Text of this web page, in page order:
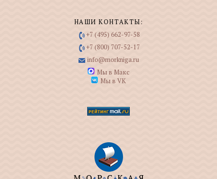
НАШИ КОНТАКТЫ:
+7 (495) 662-97-58
+7 (800) 707-52-17
info@morkniga.ru
Мы в Макс
Мы в VK